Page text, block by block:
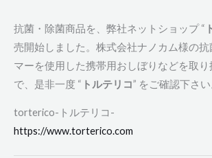
抗菌・除菌商品を、弊社ネットショップ “
売開始しました。株式会社ナノカム様の抗
マーを使用した携帯用おしぼりなどを取
で、是非一度 “ トルテリコ” をご確認下さい
torterico-トルテリコ-
https://www.torterico.com